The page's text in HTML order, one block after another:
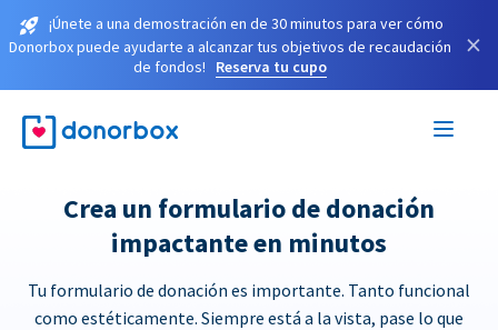
¡Únete a una demostración en de 30 minutos para ver cómo
Donorbox puede ayudarte a alcanzar tus objetivos de recaudación
de fondos!
Reserva tu cupo
×
Crea un formulario de donación
impactante en minutos
Tu formulario de donación es importante. Tanto funcional
como estéticamente. Siempre está a la vista, pase lo que